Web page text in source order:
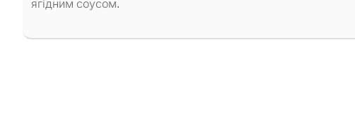
ягідним соусом.